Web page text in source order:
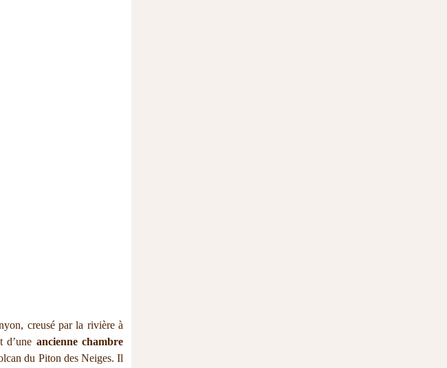
creusé par la rivière à
d’une ancienne chambre
du Piton des Neiges. Il